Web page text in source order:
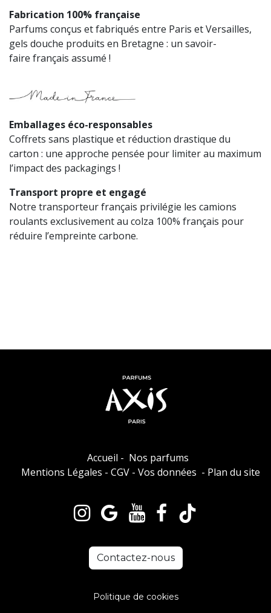
Fabrication 100% française
Parfums conçus et fabriqués entre Paris et Versailles,
gels douche produits en Bretagne : un savoir-
faire français assumé !
Emballages éco-responsables
Coffrets sans plastique et réduction drastique du
carton : une approche pensée pour limiter au maximum
l’impact des packagings !
Transport propre et engagé
Notre transporteur français privilégie les camions
roulants exclusivement au colza 100% français pour
réduire l’empreinte carbone.
Accueil - Nos parfums
Mentions Légales - CGV- Vos données - Plan du site
Contactez-nous
Politique de cookies